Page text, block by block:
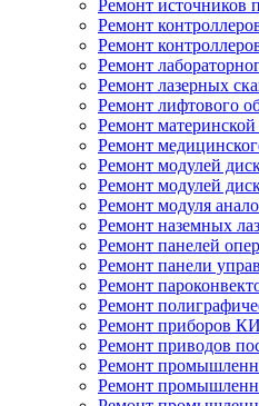
Ремонт источников
Ремонт
Ремонт
Ремонт
Ремонт лазерных
Ремонт лифтового
Ремонт
Ремонт
Ремонт модулей
Ремонт модулей
Ремонт модуля
Ремонт наземных
Ремонт панелей
Ремонт панели
Ремонт
Ремонт
Ремонт приборов
Ремонт приводов
Ремонт
Ремонт